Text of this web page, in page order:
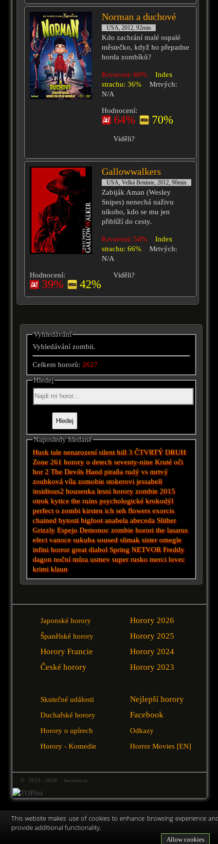
Norman a duchové
USA, 2012, 92min
Kdo zachrání malé ospalé
městečko, když ho přepadne
horda zombíků?
Krvavost: 60%
Index
strachu: 36%
Mrtvých:
N/A
Hodnocení:
64% 70%
Viděli?
Gallowwalkers
USA, Velká Británie, 2012, 90min
Zabiják Aman (Wesley
Snipes) nenechá naživu
nikoho, kdo se mu jen
přiblíží do cesty.
Krvavost: 54%
Index
strachu: 66%
Mrtvých:
N/A
Hodnocení:
39% 42%
Viděli?
Vyhledávání
Vyhledávání zombii.
Celkem hororů:2627
Hledej
Naposledy hledané
Husk tale nenarození silent hill 3 ČTVRTÝ DRUH
Zone 261 horory o detech seventy-nine Kruté oči
hor 2 The Devils Hand piraňa rudý vs mrtvý
zoubková víla zomobie stokerovi jessabell
insidious2 housenka lesni hororyzombie 2015
otrok kytice the ruins psychologické krokodýl
perfect o zombi kirsten ich seh flowers exorcis
chained bytosti bigfoot anabela abeceda Slither
Grizzly EspejoDemonoc zombie horori the lasarus
efect vanoce sukuba soused slimak sister omegle
infini horror greatdiabol Spring NETVOR Freddy
dagon noční můra usmev super rusko merci lovec
krimi klaun
Japonské horory
Španělské horory
Horory Francie
České horory
Horory 2026
Horory 2025
Horory 2024
Horory 2023
Skutečné události
Duchařské horory
Horory o upírech
Horory - Komedie
Nejlepší horory
Facebook
Odkazy
Horror Movies [EN]
© 2013 - 2026 horrory.cz
This website makes use of cookies to enhance browsing experience
provide additional functionality.
Allow cookies